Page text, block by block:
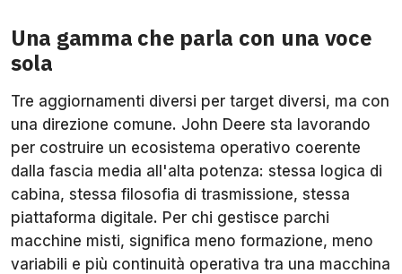
Una gamma che parla con una voce
sola
Tre aggiornamenti diversi per target diversi, ma con
una direzione comune. John Deere sta lavorando
per costruire un ecosistema operativo coerente
dalla fascia media all'alta potenza: stessa logica di
cabina, stessa filosofia di trasmissione, stessa
piattaforma digitale. Per chi gestisce parchi
macchine misti, significa meno formazione, meno
variabili e più continuità operativa tra una macchina